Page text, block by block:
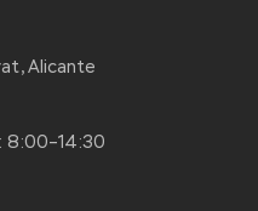
Alicante
8:00–14:30